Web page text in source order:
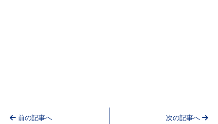
前の記事へ 次の記事へ